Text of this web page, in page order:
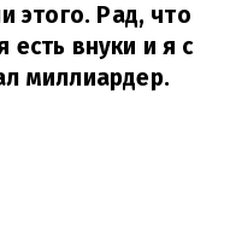
этого. Рад, что
есть внуки и я с
миллиардер.